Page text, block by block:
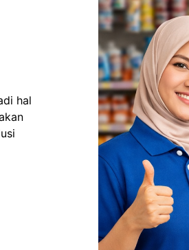
hal